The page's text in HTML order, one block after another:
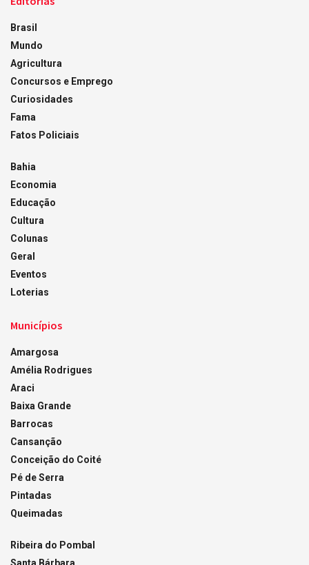
Brasil
Mundo
Agricultura
Concursos e Emprego
Curiosidades
Fama
Fatos Policiais
Bahia
Economia
Educação
Cultura
Colunas
Geral
Eventos
Loterias
Municípios
Amargosa
Amélia Rodrigues
Araci
Baixa Grande
Barrocas
Cansanção
Conceição do Coité
Pé de Serra
Pintadas
Queimadas
Ribeira do Pombal